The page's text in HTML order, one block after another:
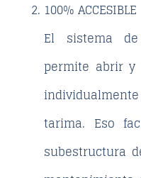
100% ACCESIBLE
El sistema
permite abrir y
tarima. Eso
subestructura